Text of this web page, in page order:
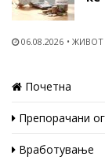
06.08.2026 ЖИВОТ
Почетна
Препорачани
Вработување